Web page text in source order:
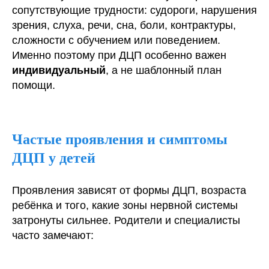
сопутствующие трудности: судороги, нарушения
зрения, слуха, речи, сна, боли, контрактуры,
сложности с обучением или поведением.
Именно поэтому при ДЦП особенно важен
индивидуальный, а не шаблонный план
помощи.
Частые проявления и симптомы
ДЦП у детей
Проявления зависят от формы ДЦП, возраста
ребёнка и того, какие зоны нервной системы
затронуты сильнее. Родители и специалисты
часто замечают: